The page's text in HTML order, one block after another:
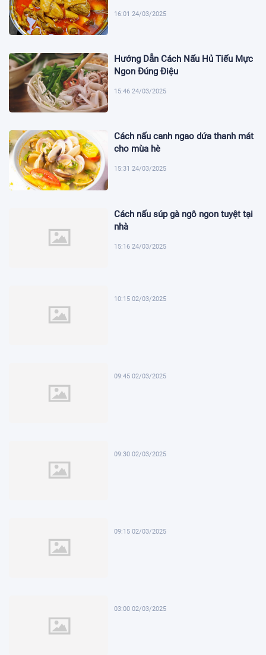
16:01 24/03/2025
Hướng Dẫn Cách Nấu Hủ Tiếu Mực
Ngon Đúng Điệu
15:46 24/03/2025
Cách nấu canh ngao dứa thanh mát
cho mùa hè
15:31 24/03/2025
Cách nấu súp gà ngô ngon tuyệt tại
nhà
15:16 24/03/2025
10:15 02/03/2025
09:45 02/03/2025
09:30 02/03/2025
09:15 02/03/2025
03:00 02/03/2025